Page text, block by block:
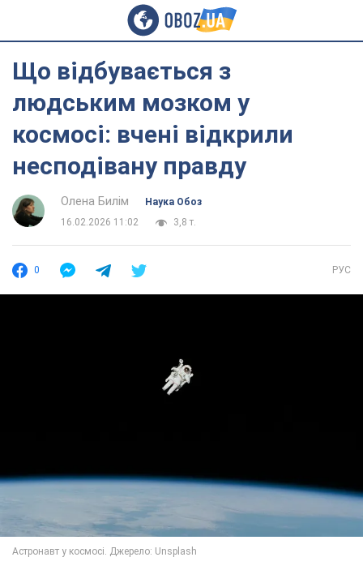
Що відбувається з
людським мозком у
космосі: вчені відкрили
несподівану правду
Олена Билім
Наука Обоз
16.02.2026 11:02
3,8 т.
0 РУС